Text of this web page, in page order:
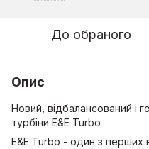
До обраного
Опис
Новий, відбалансований і
турбіни E&E Turbo
E&E Turbo - один з перших